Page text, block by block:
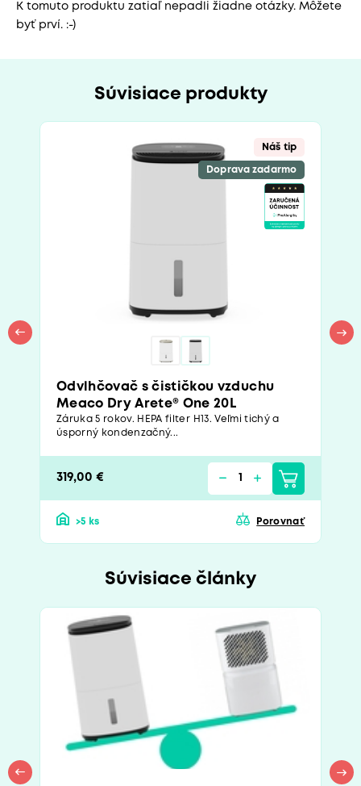
K tomuto produktu zatiaľ nepadli žiadne otázky. Môžete
byť prví. :-)
Súvisiace produkty
Náš tip
Doprava zadarmo
Odvlhčovač s čističkou vzduchu
Meaco Dry Arete® One 20L
Záruka 5 rokov. HEPA filter H13. Veľmi tichý a
úsporný kondenzačný...
319,00 €
>5 ks Porovnať
Súvisiace články